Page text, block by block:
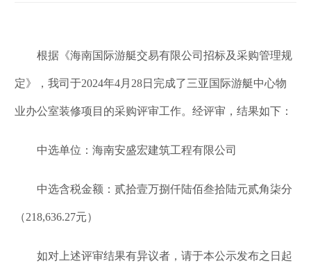
根据《海南国际游艇交易有限公司招标及采购管理规
定》，我司于2024年4月28日完成了三亚国际游艇中心物
业办公室装修项目的采购评审工作。经评审，结果如下：
中选单位：海南安盛宏建筑工程有限公司
中选含税金额：贰拾壹万捌仟陆佰叁拾陆元贰角柒分
（218,636.27元）
如对上述评审结果有异议者，请于本公示发布之日起